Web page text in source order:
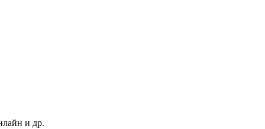
и др.